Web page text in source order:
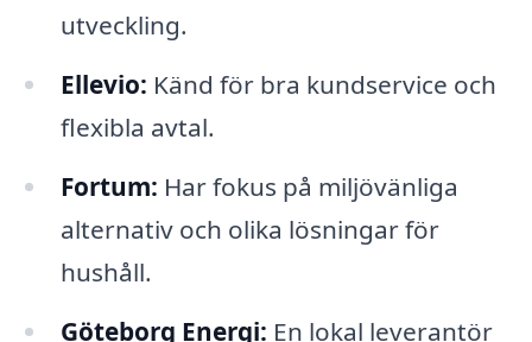
utveckling.
Ellevio: Känd för bra kundservice och
flexibla avtal.
Fortum: Har fokus på miljövänliga
alternativ och olika lösningar för
hushåll.
Göteborg Energi: En lokal leverantör